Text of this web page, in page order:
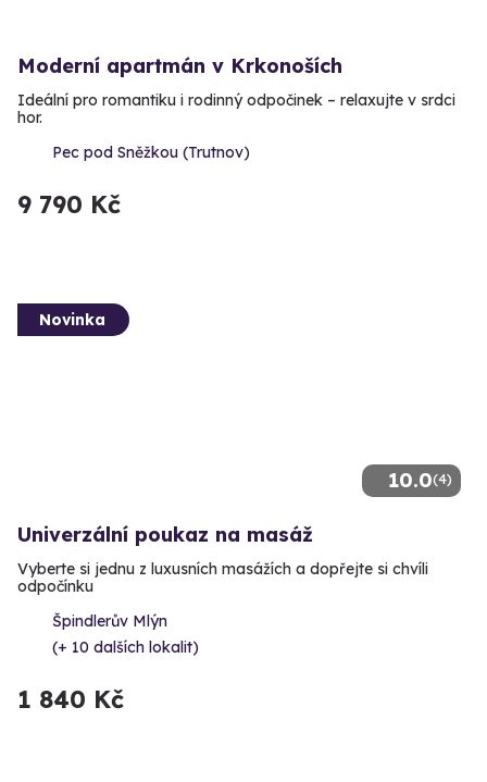
Moderní apartmán v Krkonoších
Ideální pro romantiku i rodinný odpočinek – relaxujte v srdci
hor.
Pec pod Sněžkou (Trutnov)
9 790 Kč
10.0(4)
Novinka
Univerzální poukaz na masáž
Vyberte si jednu z luxusních masážích a dopřejte si chvíli
odpočínku
Špindlerův Mlýn
(+ 10 dalších lokalit)
1 840 Kč